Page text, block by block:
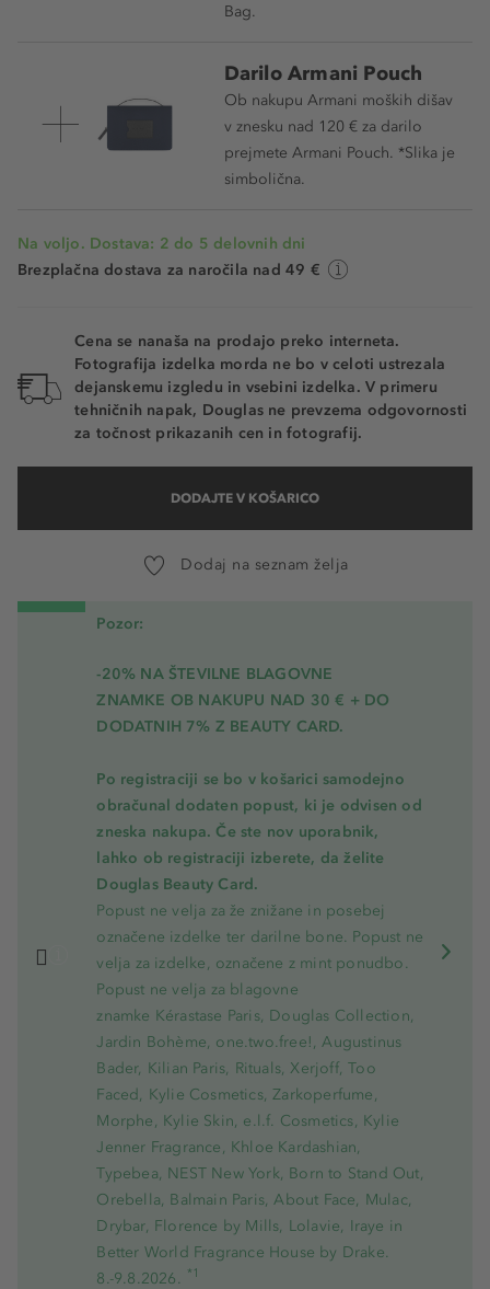
Bag.
Darilo Armani Pouch
Ob nakupu Armani moških dišav
v znesku nad 120 € za darilo
prejmete Armani Pouch. *Slika je
simbolična.
Na voljo. Dostava: 2 do 5 delovnih dni
Brezplačna dostava za naročila nad 49 €
Cena se nanaša na prodajo preko interneta.
Fotografija izdelka morda ne bo v celoti ustrezala
dejanskemu izgledu in vsebini izdelka. V primeru
tehničnih napak, Douglas ne prevzema odgovornosti
za točnost prikazanih cen in fotografij.
DODAJTE V KOŠARICO
Dodaj na seznam želja
Pozor:
-20% NA ŠTEVILNE BLAGOVNE
ZNAMKE OB NAKUPU NAD 30 € + DO
DODATNIH 7% Z BEAUTY CARD.
Po registraciji se bo v košarici samodejno
obračunal dodaten popust, ki je odvisen od
zneska nakupa. Če ste nov uporabnik,
lahko ob registraciji izberete, da želite
Douglas Beauty Card.
Popust ne velja za že znižane in posebej
označene izdelke ter darilne bone. Popust ne
velja za izdelke, označene z mint ponudbo.
Popust ne velja za blagovne
znamke Kérastase Paris, Douglas Collection,
Jardin Bohème, one.two.free!, Augustinus
Bader, Kilian Paris, Rituals, Xerjoff, Too
Faced, Kylie Cosmetics, Zarkoperfume,
Morphe, Kylie Skin, e.l.f. Cosmetics, Kylie
Jenner Fragrance, Khloe Kardashian,
Typebea, NEST New York, Born to Stand Out,
Orebella, Balmain Paris, About Face, Mulac,
Drybar, Florence by Mills, Lolavie, Iraye in
Better World Fragrance House by Drake.
8.-9.8.2026. *1